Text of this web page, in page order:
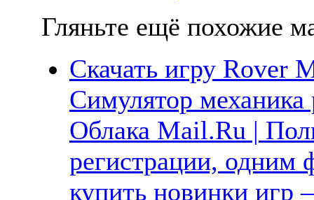
Гляньте ещё похожие
Скачать игру Rover
Симулятор
Облака Mail.Ru |
регистрации, одним
купить новинки